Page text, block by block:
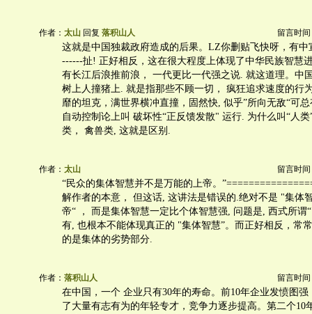
作者： 太山 回复 落积山人 留言时间
这就是中国独裁政府造成的后果。LZ你删贴飞快呀，有
------扯! 正好相反，这在很大程度上体现了中华民族智慧
有长江后浪推前浪， 一代更比一代强之说. 就这道理。中
树上人撞猪上. 就是指那些不顾一切， 疯狂追求速度的行
靡的坦克，满世界横冲直撞，固然快, 似乎”所向无敌“可
自动控制论上叫 破坏性“正反馈发散" 运行. 为什么叫“人
类， 禽兽类, 这就是区别.
作者： 太山 留言时间
“民众的集体智慧并不是万能的上帝。
解作者的本意， 但这话, 这讲法是错误的.绝对不是 "集体
帝“ ， 而是集体智慧一定比个体智慧强, 问题是, 西式所谓
有, 也根本不能体现真正的 "集体智慧”。而正好相反，常
的是集体的劣势部分.
作者： 落积山人 留言时间
在中国，一个 企业只有30年的寿命。前10年企业发愤图
了大量有志有为的年轻专才，竞争力逐步提高。第二个10